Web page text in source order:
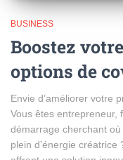
BUSINESS
Boostez
options de
Envie d’améliorer votre
Vous êtes entrepreneur,
démarrage cherchant
plein d’énergie